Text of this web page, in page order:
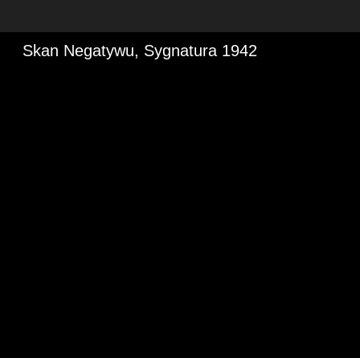
Skan Negatywu, Sygnatura 1942